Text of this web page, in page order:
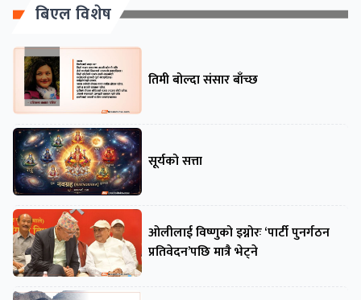
बिएल विशेष
तिमी बोल्दा संसार बाँच्छ
सूर्यको सत्ता
ओलीलाई विष्णुको इग्नोरः ‘पार्टी पुनर्गठन
प्रतिवेदन’पछि मात्रै भेट्ने